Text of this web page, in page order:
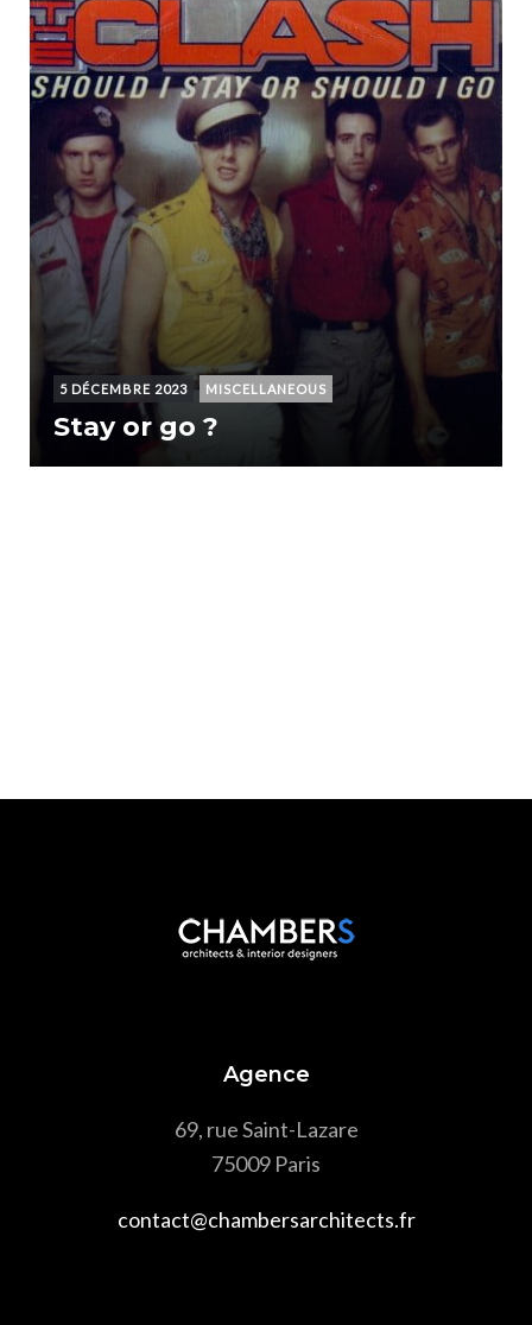
5 DÉCEMBRE 2023 MISCELLANEOUS
Stay or go ?
Agence
69, rue Saint-Lazare
75009 Paris
contact@chambersarchitects.fr